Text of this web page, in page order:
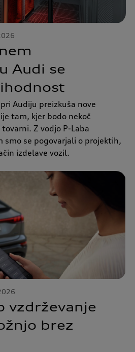
Audi se
Audiju preizkuša nove
tam, kjer bodo nekoč
Z vodjo P-Laba
smo se pogovarjali o projektih,
izdelave vozil.
vzdrževanje
brez